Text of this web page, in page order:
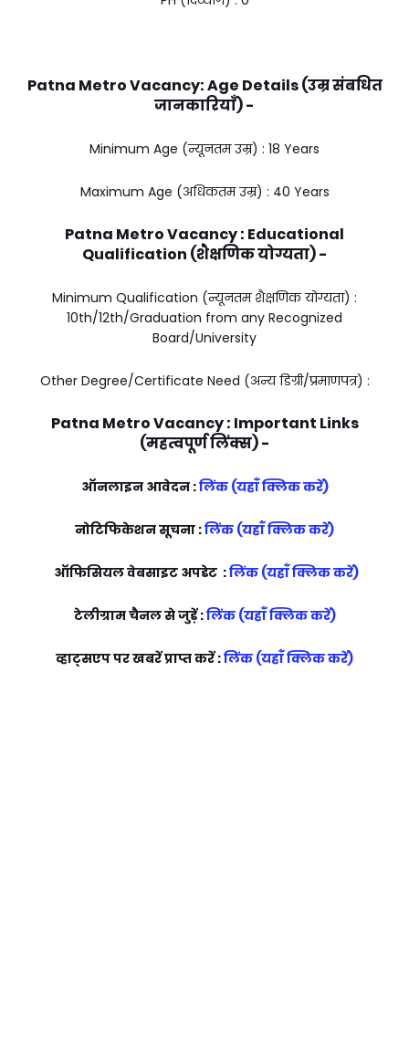
Patna Metro Vacancy: Age Details (उम्र संबधित
जानकारियाँ) -
Minimum Age (न्यूनतम उम्र) : 18 Years
Maximum Age (अधिकतम उम्र) : 40 Years
Patna Metro Vacancy : Educational
Qualification (शैक्षणिक योग्यता) -
Minimum Qualification (न्यूनतम शैक्षणिक योग्यता) :
10th/12₹th/Graduation from any Recognized
Board/University
Other Degree/Certificate Need (अन्य डिग्री/प्रमाणपत्र) :
Patna Metro Vacancy : Important Links
(महत्वपूर्ण लिंक्स) -
ऑनलाइन आवेदन :लिंक (यहाँ क्लिक करें)
नोटिफिकेशन सूचना :लिंक (यहाँ क्लिक करें)
ऑफिसियल वेबसाइट अपडेट :लिंक (यहाँ क्लिक करें)
टेलीग्राम चैनल से जुड़ें :लिंक (यहाँ क्लिक करें)
व्हाट्सएप पर खबरें प्राप्त करें :लिंक (यहाँ क्लिक करें)